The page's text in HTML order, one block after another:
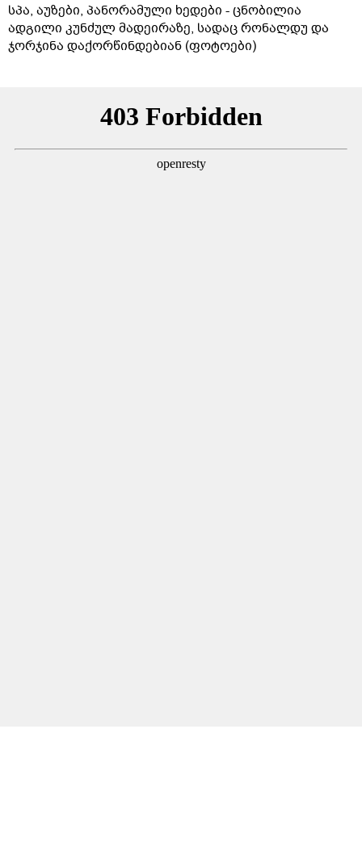
სპა, აუზები, პანორამული ხედები - ცნობილია
ადგილი კუნძულ მადეირაზე, სადაც რონალდუ და
ჯორჯინა დაქორწინდებიან (ფოტოები)